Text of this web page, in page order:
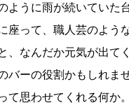
ように雨が続いていた
座って、職人芸のよう
、なんだか元気が出て
バーの役割かもしれま
て思わせてくれる何か。